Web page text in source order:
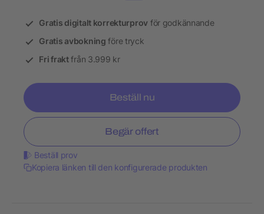
Gratis digitalt korrekturprov för godkännande
Gratis avbokning före tryck
Fri fraktfrån 3.999 kr
Beställ nu
Begär offert
Beställ prov
Kopiera länken till den konfigurerade produkten